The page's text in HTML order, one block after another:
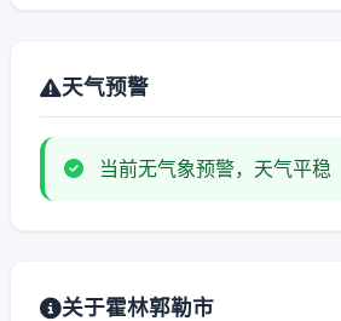
天气预警
当前无气象预警，天气平稳
关于霍林郭勒市